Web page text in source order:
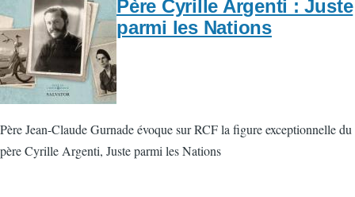
Père Cyrille Argenti : Juste
parmi les Nations
Père Jean-Claude Gurnade évoque sur RCF la figure exceptionnelle du
père Cyrille Argenti, Juste parmi les Nations